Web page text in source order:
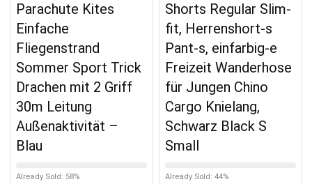
Parachute Kites
Einfache
Fliegenstrand
Sommer Sport Trick
Drachen mit 2 Griff
30m Leitung
Außenaktivität –
Blau
Already Sold: 58%
Shorts Regular Slim-
fit, Herrenshort-s
Pant-s, einfarbig-e
Freizeit Wanderhose
für Jungen Chino
Cargo Knielang,
Schwarz Black S
Small
Already Sold: 44%